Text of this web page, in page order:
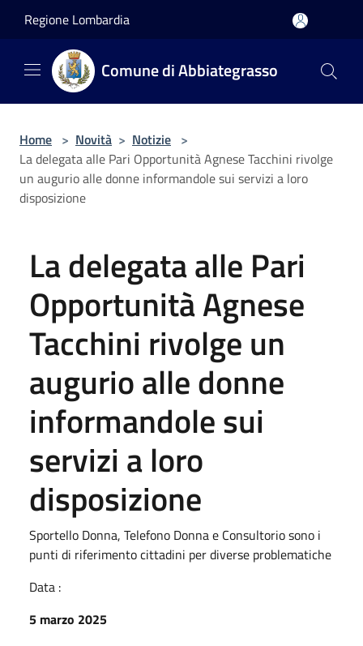
Regione Lombardia
Comune di Abbiategrasso
Home > Novità > Notizie >
La delegata alle Pari Opportunità Agnese Tacchini rivolge
un augurio alle donne informandole sui servizi a loro
disposizione
La delegata alle Pari
Opportunità Agnese
Tacchini rivolge un
augurio alle donne
informandole sui
servizi a loro
disposizione
Sportello Donna, Telefono Donna e Consultorio sono i
punti di riferimento cittadini per diverse problematiche
Data :
5 marzo 2025